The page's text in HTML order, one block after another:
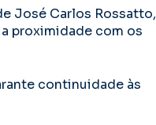
José Carlos Rossatto,
proximidade com os
continuidade às